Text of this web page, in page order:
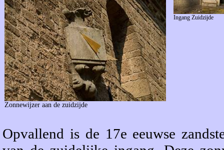
Zonnewijzer aan de zuidzijde
Ingang Zuidzijde
Opvallend is de 17e eeuwse